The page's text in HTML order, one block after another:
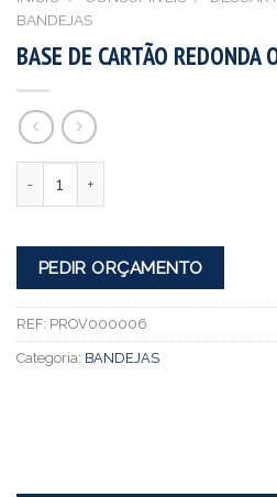
BANDEJAS
BASE DE CARTÃO REDONDA
PEDIR ORÇAMENTO
REF: PROV000006
Categoria: BANDEJAS